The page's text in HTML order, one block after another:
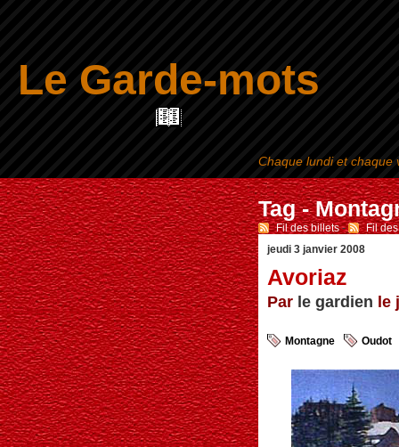
Le Garde-mots
Tag -
Fil des billets-
Fil
jeudi 3 janvier 2008
Avoriaz
Par le gardien le
Montagne Oudot
Chaque lundi et